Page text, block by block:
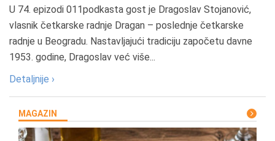
U 74. epizodi 011podkasta gost je Dragoslav Stojanović,
vlasnik četkarske radnje Dragan – poslednje četkarske
radnje u Beogradu. Nastavljajući tradiciju započetu davne
1953. godine, Dragoslav već više...
Detaljnije ›
MAGAZIN